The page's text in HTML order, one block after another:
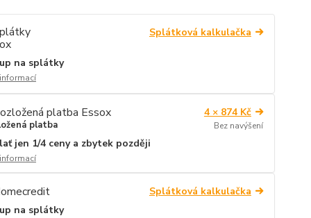
Splátková kalkulačka
na splátky
platba
4 × 874 Kč
Bez navýšení
jen 1/4 ceny a zbytek později
Splátková kalkulačka
na splátky